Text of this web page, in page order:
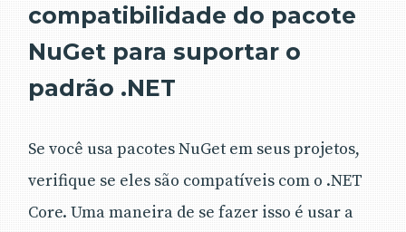
compatibilidade do pacote
NuGet para suportar o
padrão .NET
Se você usa pacotes NuGet em seus projetos,
verifique se eles são compatíveis com o .NET
Core. Uma maneira de se fazer isso é usar a